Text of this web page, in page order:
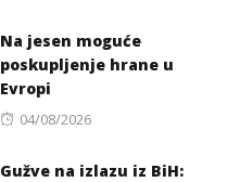
Na jesen moguće
poskupljenje hrane u
Evropi
Posted
04/08/2026
Gužve na izlazu iz BiH: